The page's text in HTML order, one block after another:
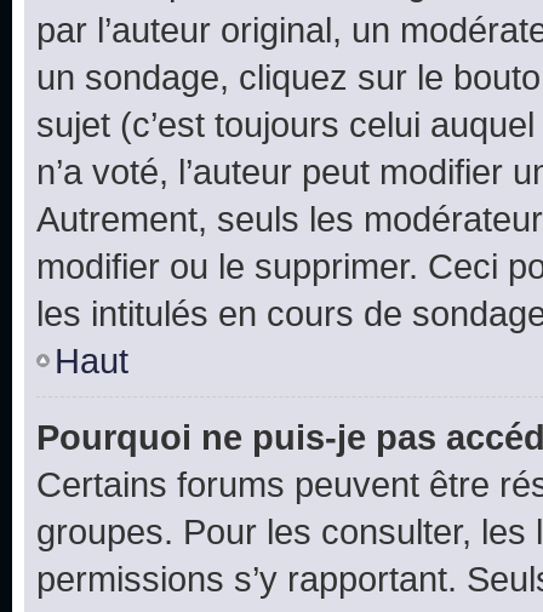
par l’auteur original, un
un sondage, cliquez sur le
sujet (c’est toujours celui
n’a voté, l’auteur peut modifier
Autrement, seuls les
modifier ou le supprimer. Ceci
les intitulés en cours de
Haut
Pourquoi ne puis-je pas
Certains forums peuvent être
groupes. Pour les consulter,
permissions s’y rapportant.